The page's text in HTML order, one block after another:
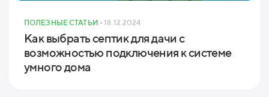
ПОЛЕЗНЫЕ СТАТЬИ • 18.12.2024
Как выбрать септик для дачи с
возможностью подключения к системе
умного дома